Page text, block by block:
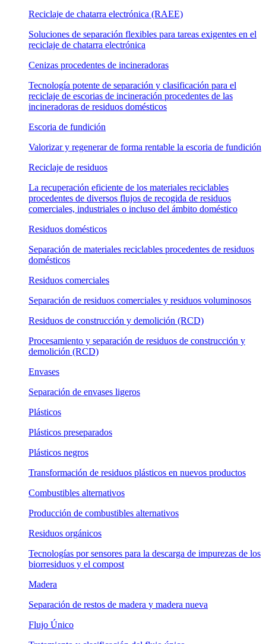
Reciclaje de chatarra electrónica (RAEE)
Soluciones de separación flexibles para tareas exigentes en el
reciclaje de chatarra electrónica
Cenizas procedentes de incineradoras
Tecnología potente de separación y clasificación para el
reciclaje de escorias de incineración procedentes de las
incineradoras de residuos domésticos
Escoria de fundición
Valorizar y regenerar de forma rentable la escoria de fundición
Reciclaje de residuos
La recuperación eficiente de los materiales reciclables
procedentes de diversos flujos de recogida de residuos
comerciales, industriales o incluso del ámbito doméstico
Residuos domésticos
Separación de materiales reciclables procedentes de residuos
domésticos
Residuos comerciales
Separación de residuos comerciales y residuos voluminosos
Residuos de construcción y demolición (RCD)
Procesamiento y separación de residuos de construcción y
demolición (RCD)
Envases
Separación de envases ligeros
Plásticos
Plásticos preseparados
Plásticos negros
Transformación de residuos plásticos en nuevos productos
Combustibles alternativos
Producción de combustibles alternativos
Residuos orgánicos
Tecnologías por sensores para la descarga de impurezas de los
biorresiduos y el compost
Madera
Separación de restos de madera y madera nueva
Flujo Único